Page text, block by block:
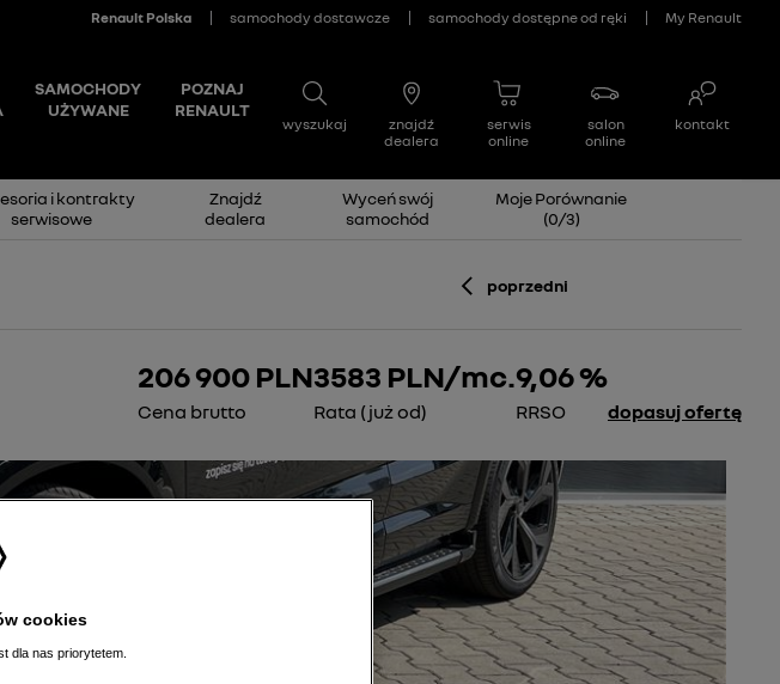
i kontrakty
serwisowe
Znajdź
dealera
Wyceń swój
samochód
Moje Porównanie
(0/3)
poprzedni
206 900 PLN
Cena brutto
3583 PLN/mc.
Rata (już od)
9,06 %
RRSO dopasuj ofertę
cookies
dla nas priorytetem.